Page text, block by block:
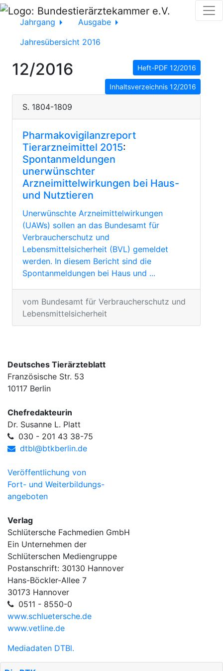
Jahrgang
Ausgabe
Jahresübersicht 2016
12/2016 Heft-PDF 12/2016
Inhaltsverzeichnis 12/2016
S. 1804-1809
Pharmakovigilanzreport
Tierarzneimittel 2015:
Spontanmeldungen
unerwünschter
Arzneimittelwirkungen bei Haus-
und Nutztieren
Unerwünschte Arzneimittelwirkungen
(UAWs) sollen an das Bundesamt für
Verbraucherschutz und
Lebensmittelsicherheit (BVL) gemeldet
werden. In diesem Bericht sind die
Spontanmeldungen bei Haus­ und ...
vom Bundesamt für Verbraucherschutz und
Lebensmittelsicherheit
Deutsches Tierärzteblatt
Französische Str. 53
10117 Berlin
Chefredakteurin
Dr. Susanne L. Platt
030 - 201 43 38-75
dtbl@btkberlin.de
Veröffentlichung von
Fort- und Weiterbildungs-
angeboten
Verlag
Schlütersche Fachmedien GmbH
Ein Unternehmen der
Schlüterschen Mediengruppe
Postanschrift: 30130 Hannover
Hans-Böckler-Allee 7
30173 Hannover
0511 - 8550-0
www.schluetersche.de
www.vetline.de
Mediadaten DTBl.